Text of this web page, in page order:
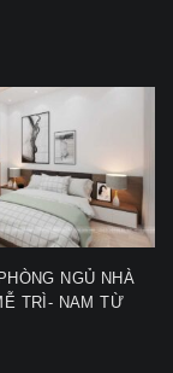
NGỦ NHÀ
TRÌ- NAM TỪ